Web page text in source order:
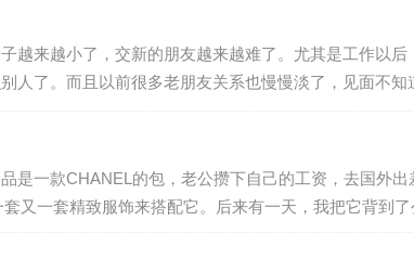
过，便常看常新；如若尚未看过，那便是一个好好思考
F. Drucker）被《哈佛商业评论》选为十大必读文章
越来越小了，交新的朋友越来越难了。尤其是工作以后
人了。而且以前很多老朋友关系也慢慢淡了，见面不知
村上春树有一句话，或许能表达这样的心境：“哪里有人
能落得失望。”相信也有很多人，曾因“交友不慎”而受伤
愿独善其身。所以，到底该如何交朋友？朋友到底值不
？日本国宝级心理学家、知名作…
是一款CHANEL的包，老公攒下自己的工资，去国外出
又一套精致服饰来搭配它。后来有一天，我把它背到了
这件事情的后遗症是：我把一切归结为自己平时不爱买
都嫌贵，别人就嫌你便宜。 但时至…